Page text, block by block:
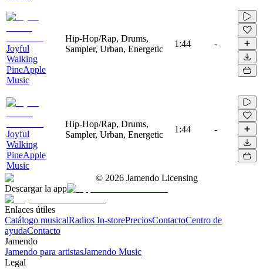
Joyful
Walking
PineApple
Music
Hip-Hop/Rap, Drums,
Sampler, Urban, Energetic
1:44 -
Joyful
Walking
PineApple
Music
Hip-Hop/Rap, Drums,
Sampler, Urban, Energetic
1:44 -
© 2026 Jamendo Licensing
Descargar la app
Enlaces útiles
Catálogo musicalRadios In-storePreciosContactoCentro de
ayudaContacto
Jamendo
Jamendo para artistasJamendo Music
Legal